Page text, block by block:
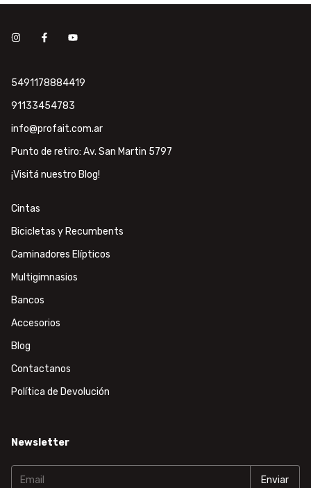
5491178884419
91133454783
info@profait.com.ar
Punto de retiro: Av. San Martin 5797
¡Visitá nuestro Blog!
Cintas
Bicicletas y Recumbents
Caminadores Elípticos
Multigimnasios
Bancos
Accesorios
Blog
Contactanos
Política de Devolución
Newsletter